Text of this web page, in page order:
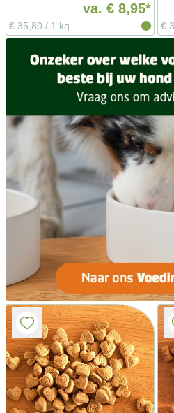
va. € 8,95*
€ 35,80 / 1 kg €